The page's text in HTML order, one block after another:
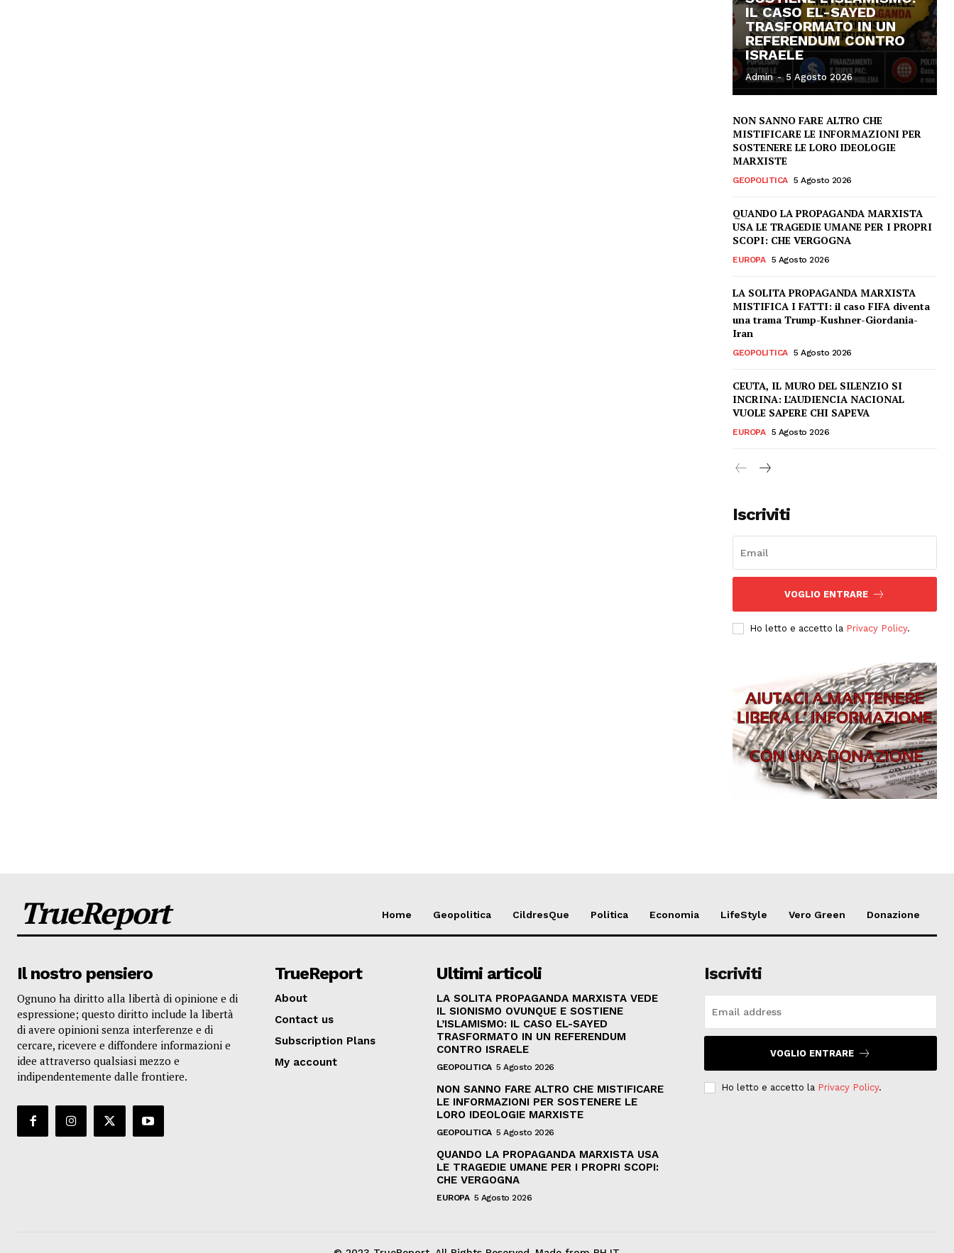
IL CASO EL-SAYED
TRASFORMATO IN UN
REFERENDUM CONTRO
ISRAELE
Admin - 5 Agosto 2026
NON SANNO FARE ALTRO CHE
MISTIFICARE LE INFORMAZIONI PER
SOSTENERE LE LORO IDEOLOGIE
MARXISTE
GEOPOLITICA 5 Agosto 2026
QUANDO LA PROPAGANDA MARXISTA
USA LE TRAGEDIE UMANE PER I PROPRI
SCOPI: CHE VERGOGNA
EUROPA 5 Agosto 2026
LA SOLITA PROPAGANDA MARXISTA
MISTIFICA I FATTI: il caso FIFA diventa
una trama Trump-Kushner-Giordania-
Iran
GEOPOLITICA 5 Agosto 2026
CEUTA, IL MURO DEL SILENZIO SI
INCRINA: L’AUDIENCIA NACIONAL
VUOLE SAPERE CHI SAPEVA
EUROPA 5 Agosto 2026
Iscriviti
VOGLIO ENTRARE
Ho letto e accetto la Privacy Policy.
TrueReport Home Geopolitica CildresQue Politica Economia LifeStyle Vero Green Donazione
Il nostro pensiero
Ognuno ha diritto alla libertà di opinione e di
espressione; questo diritto include la libertà
di avere opinioni senza interferenze e di
cercare, ricevere e diffondere informazioni e
idee attraverso qualsiasi mezzo e
indipendentemente dalle frontiere.
TrueReport
About
Contact us
Subscription Plans
My account
Ultimi articoli
LA SOLITA PROPAGANDA MARXISTA VEDE
IL SIONISMO OVUNQUE E SOSTIENE
L’ISLAMISMO: IL CASO EL-SAYED
TRASFORMATO IN UN REFERENDUM
CONTRO ISRAELE
GEOPOLITICA 5 Agosto 2026
NON SANNO FARE ALTRO CHE MISTIFICARE
LE INFORMAZIONI PER SOSTENERE LE
LORO IDEOLOGIE MARXISTE
GEOPOLITICA 5 Agosto 2026
QUANDO LA PROPAGANDA MARXISTA USA
LE TRAGEDIE UMANE PER I PROPRI SCOPI:
CHE VERGOGNA
EUROPA 5 Agosto 2026
Iscriviti
VOGLIO ENTRARE
Ho letto e accetto la Privacy Policy.